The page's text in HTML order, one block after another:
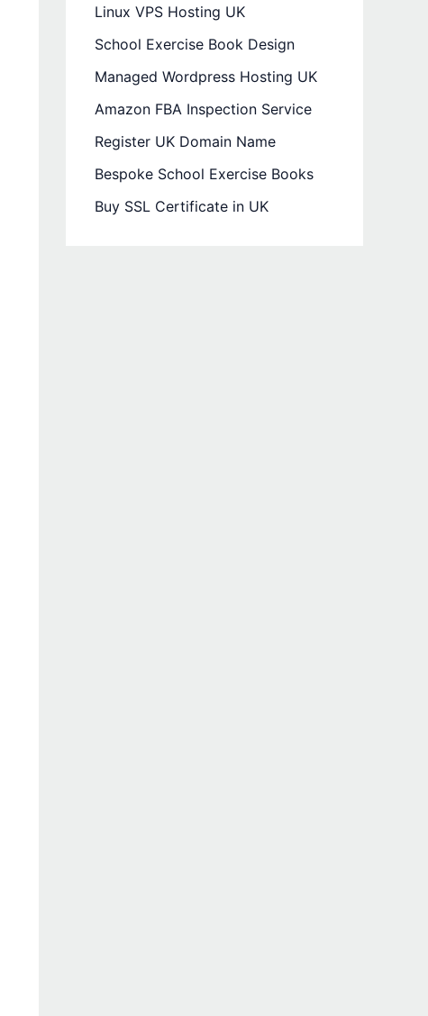
Linux VPS Hosting UK
School Exercise Book Design
Managed Wordpress Hosting UK
Amazon FBA Inspection Service
Register UK Domain Name
Bespoke School Exercise Books
Buy SSL Certificate in UK